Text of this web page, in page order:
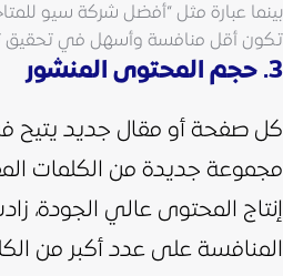
بينما عبارة مثل “أفضل شركة سيو
تكون أقل منافسة وأسهل في تحقيق
3. حجم المحتوى المنشور
كل صفحة أو مقال جديد يتيح
مجموعة جديدة من الكلمات
إنتاج المحتوى عالي الجودة،
المنافسة على عدد أكبر من